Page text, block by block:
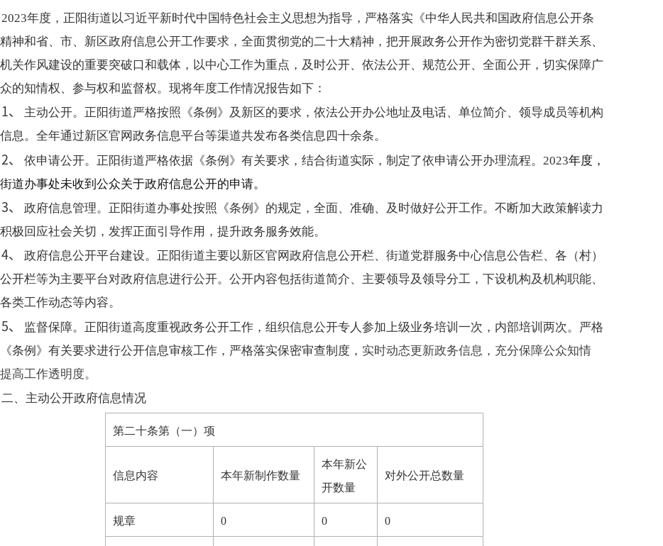
2023年度，正阳街道以习近平新时代中国特色社会主义思想为指导，严格落实《中华人民共和国政府信息公开条
神和省、市、新区政府信息公开工作要求，全面贯彻党的二十大精神，把开展政务公开作为密切党群干群关系、
关作风建设的重要突破口和载体，以中心工作为重点，及时公开、依法公开、规范公开、全面公开，切实保障广
的知情权、参与权和监督权。现将年度工作情况报告如下：
1、 主动公开。
正阳街道严格按照《条例》及新区的要求，依法公开办公地址及电话、单位简介、领导成员等机构
息。全年通过新区官网政务信息平台等渠道共发布各类信息四十余条。
2、 依申请公开。正阳街道严格依据《条例》有关要求，结合街道实际，制定了依申请公开办理流程。2023年度，
道办事处未收到公众关于政府信息公开的申请。
3、 政府信息管理。 正阳街道办事处按照《条例》的规定，全面、准确、及时做好公开工作。不断加大政策解读力
极回应社会关切，发挥正面引导作用，提升政务服务效能。
4、 政府信息公开平台建设。 正阳街道主要以新区官网政府信息公开栏、街道党群服务中心信息公告栏、各（村）
开栏等为主要平台对政府信息进行公开。公开内容包括街道简介、主要领导及领导分工，下设机构及机构职能、
类工作动态等内容。
5、 监督保障。 正阳街道高度重视政务公开工作，组织信息公开专人参加 上级业务培训 一次 ， 内部培训两次。 严格
条例》有关要求进行公开信息审核工作，严格落实保密审查制度， 实时动态更新政务信息，充分保障公众知情
高工作透明度。
二、主动公开政府信息情况
第二十条第（一）项
信息内容 本年新制作数量
本年新公
开数量
对外公开总数量
规章 0 0 0